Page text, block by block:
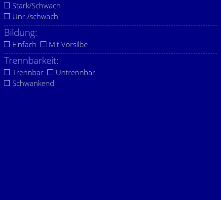
Stark/Schwach
Unr./schwach
Bildung:
Einfach Mit Vorsilbe
Trennbarkeit:
Trennbar
Untrennbar
Schwankend